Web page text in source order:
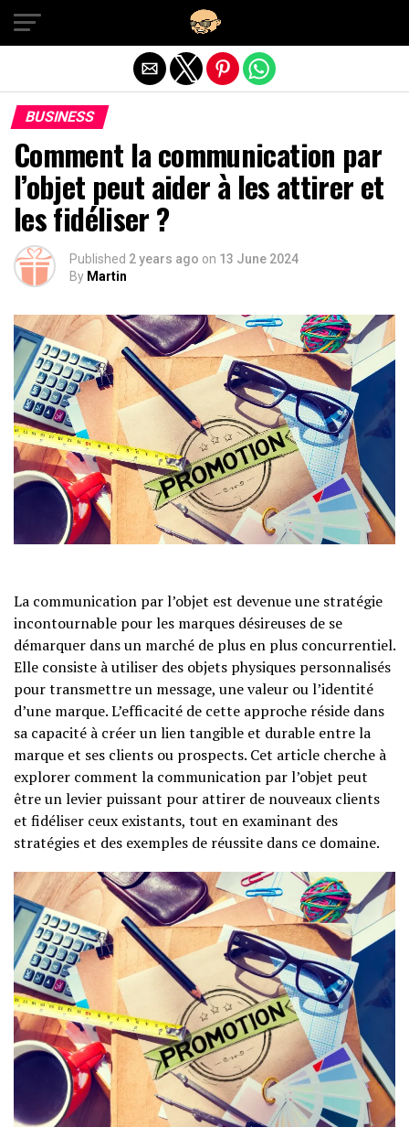
BUSINESS
Comment la communication par
l’objet peut aider à les attirer et
les fidéliser ?
Published 2 years ago on 13 June 2024
By Martin
La communication par l’objet est devenue une stratégie
incontournable pour les marques désireuses de se
démarquer dans un marché de plus en plus concurrentiel.
Elle consiste à utiliser des objets physiques personnalisés
pour transmettre un message, une valeur ou l’identité
d’une marque. L’efficacité de cette approche réside dans
sa capacité à créer un lien tangible et durable entre la
marque et ses clients ou prospects. Cet article cherche à
explorer comment la communication par l’objet peut
être un levier puissant pour attirer de nouveaux clients
et fidéliser ceux existants, tout en examinant des
stratégies et des exemples de réussite dans ce domaine.
Exit mobile version